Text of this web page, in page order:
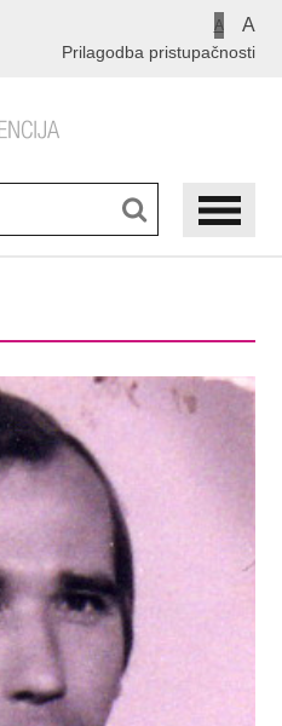
A A
Prilagodba pristupačnosti